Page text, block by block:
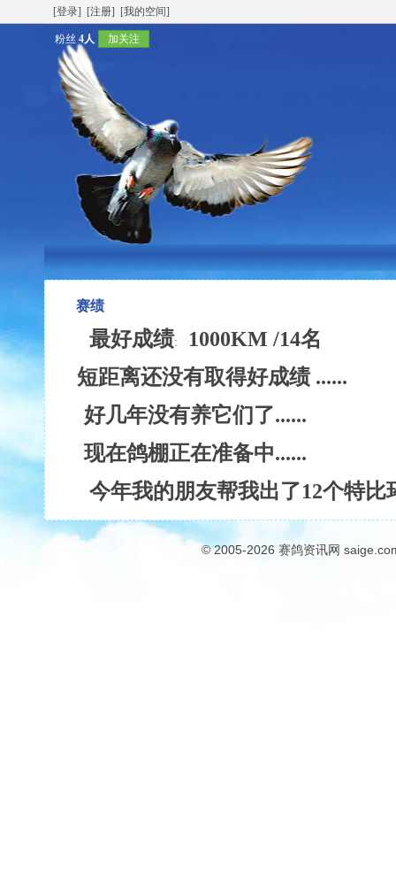
[登录] [注册] [我的空间]
粉丝 4人 加关注
赛绩
最好成绩:
1000KM /14名
短距离还没有取得好成绩 ......
好几年没有养它们了......
现在鸽棚正在准备中......
今年我的朋友帮我出了12个特比
© 2005-2026 赛鸽资讯网